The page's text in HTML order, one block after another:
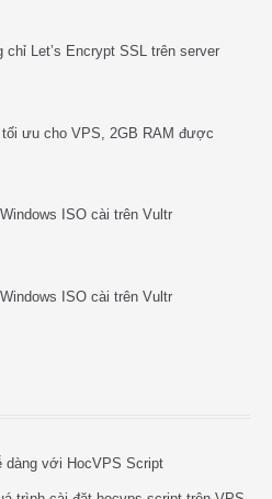
chỉ Let’s Encrypt SSL trên server
tối ưu cho VPS, 2GB RAM được
ISO cài trên Vultr
ISO cài trên Vultr
dàng với HocVPS Script